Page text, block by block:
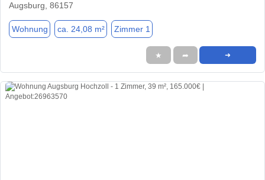
Augsburg, 86157
Wohnung ca. 24,08 m² Zimmer 1
★ ➦ ➜